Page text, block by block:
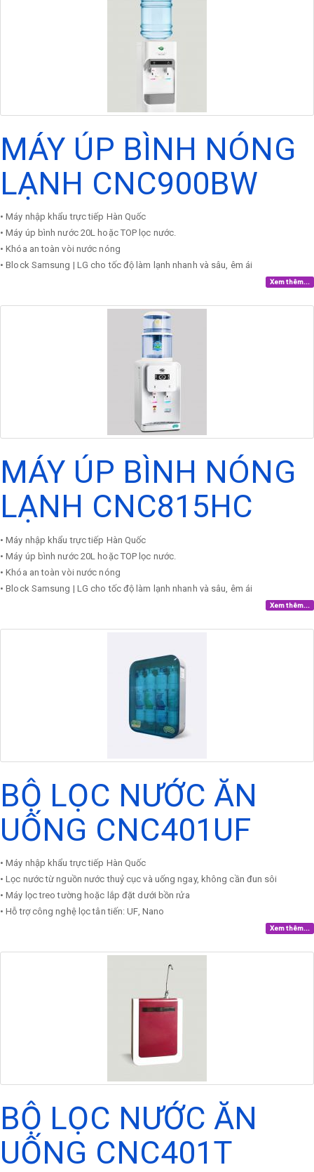
MÁY ÚP BÌNH NÓNG
LẠNH CNC900BW
• Máy nhập khẩu trực tiếp Hàn Quốc
• Máy úp bình nước 20L hoặc TOP lọc nước.
• Khóa an toàn vòi nước nóng
• Block Samsung | LG cho tốc độ làm lạnh nhanh và sâu, êm ái
Xem thêm...
MÁY ÚP BÌNH NÓNG
LẠNH CNC815HC
• Máy nhập khẩu trực tiếp Hàn Quốc
• Máy úp bình nước 20L hoặc TOP lọc nước.
• Khóa an toàn vòi nước nóng
• Block Samsung | LG cho tốc độ làm lạnh nhanh và sâu, êm ái
Xem thêm...
BỘ LỌC NƯỚC ĂN
UỐNG CNC401UF
• Máy nhập khẩu trực tiếp Hàn Quốc
• Lọc nước từ nguồn nước thuỷ cục và uống ngay, không cần đun sôi
• Máy lọc treo tường hoặc lắp đặt dưới bồn rửa
• Hỗ trợ công nghệ lọc tân tiến: UF, Nano
Xem thêm...
BỘ LỌC NƯỚC ĂN
UỐNG CNC401T